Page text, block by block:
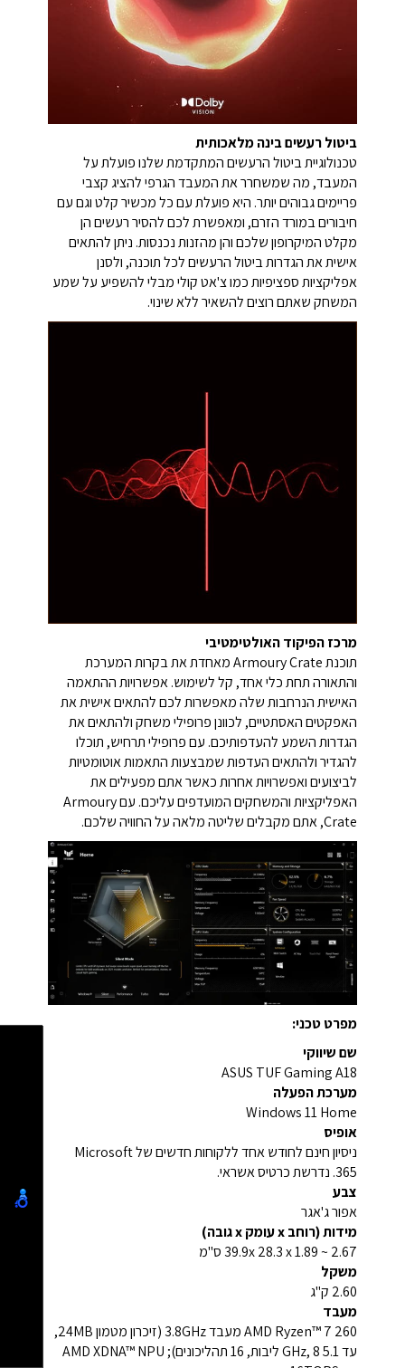
ביטול רעשים בינה מלאכותית
טכנולוגיית ביטול הרעשים המתקדמת שלנו פועלת על
המעבד, מה שמשחרר את המעבד הגרפי להציג קצבי
פריימים גבוהים יותר. היא פועלת עם כל מכשיר קלט וגם עם
חיבורים במורד הזרם, ומאפשרת לכם להסיר רעשים הן
מקלט המיקרופון שלכם והן מהזנות נכנסות. ניתן להתאים
אישית את הגדרות ביטול הרעשים לכל תוכנה, ולסנן
אפליקציות ספציפיות כמו צ'אט קולי מבלי להשפיע על שמע
המשחק שאתם רוצים להשאיר ללא שינוי.
מרכז הפיקוד האולטימטיבי
תוכנת Armoury Crate מאחדת את בקרות המערכת
והתאורה תחת כלי אחד, קל לשימוש. אפשרויות ההתאמה
האישית הנרחבות שלה מאפשרות לכם להתאים אישית את
האפקטים האסתטיים, לכוונן פרופילי משחק ולהתאים את
הגדרות השמע להעדפותיכם. עם פרופילי תרחיש, תוכלו
להגדיר ולהתאים העדפות שמבצעות התאמות אוטומטיות
לביצועים ואפשרויות אחרות כאשר אתם מפעילים את
האפליקציות והמשחקים המועדפים עליכם. עם Armoury
Crate, אתם מקבלים שליטה מלאה על החוויה שלכם.
מפרט טכני:
שם שיווקי
ASUS TUF Gaming A18
מערכת הפעלה
Windows 11 Home
אופיס
ניסיון חינם לחודש אחד ללקוחות חדשים של Microsoft
365. נדרשת כרטיס אשראי.
צבע
אפור ג'אגר
מידות (רוחב x עומק x גובה)
39.9x 28.3 x 1.89 ~ 2.67 ס"מ
משקל
2.60 ק"ג
מעבד
AMD Ryzen™ 7 260 מעבד 3.8GHz (זיכרון מטמון 24MB,
עד 5.1 GHz, 8 ליבות, 16 תהליכונים); AMD XDNA™ NPU